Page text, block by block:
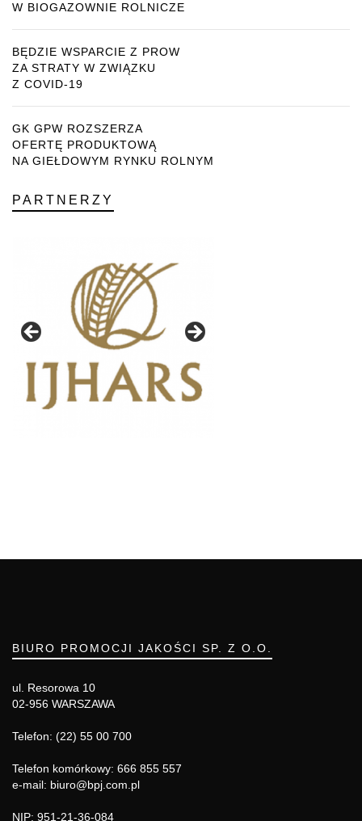
W BIOGAZOWNIE ROLNICZE
BĘDZIE WSPARCIE Z PROW
ZA STRATY W ZWIĄZKU
Z COVID-19
GK GPW ROZSZERZA
OFERTĘ PRODUKTOWĄ
NA GIEŁDOWYM RYNKU ROLNYM
PARTNERZY
BIURO PROMOCJI JAKOŚCI SP. Z O.O.
ul. Resorowa 10
02-956 WARSZAWA
Telefon: (22) 55 00 700
Telefon komórkowy: 666 855 557
e-mail: biuro@bpj.com.pl
NIP: 951-21-36-084